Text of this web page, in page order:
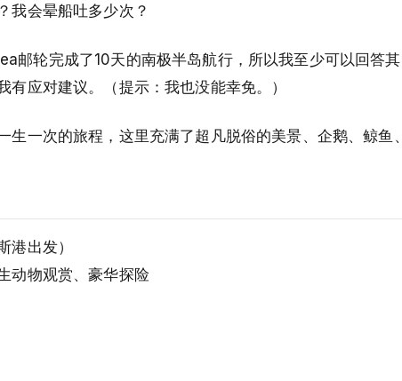
我会晕船吐多少次？
邮轮完成了10天的南极半岛航行，所以我至少可以回答
有应对建议。（提示：我也没能幸免。）
生一次的旅程，这里充满了超凡脱俗的美景、企鹅、鲸鱼
港出发）
动物观赏、豪华探险